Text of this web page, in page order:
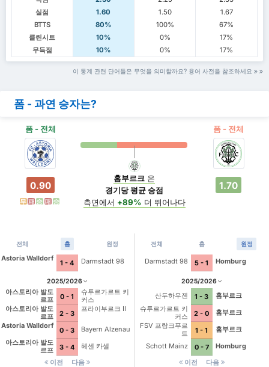
실점
1.60 1.50
1.67
BTTS
80% 100%
67%
클린시트
10% 0%
17%
무득점
10% 0% 17%
이 통계 관련 단어들은 무엇을 의미할까요? 용어 사전을 참조하세요
폼 - 과연 승자는?
폼 - 전체 폼 - 전체
0.90
무패 승 패 승
홈부르크 은
경기당 평균 승점
측면에서 +89% 더 뛰어나다
1.70
전체 홈 원정
Astoria Walldorf
1 - 4 Darmstadt 98
2025/2026
아스토리아 발도
르프
0 - 1
슈투르가르트 키
커스
아스토리아 발도
르프
2 - 3
프라이부르크 II
Astoria Walldorf
0 - 3
Bayern Alzenau
아스토리아 발도
르프
3 - 4
헤센 카셀
이전
다음
전체 홈 원정
Darmstadt 98 5 - 1 Homburg
2025/2026
산두하우젠 1 - 3
홈부르크
슈투르가르트 키
커스
2 - 0
홈부르크
FSV 프랑크푸르
트
1 - 1
홈부르크
Schott Mainz
0 - 7
Homburg
이전
다음